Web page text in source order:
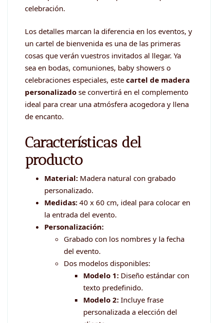
celebración.
Los detalles marcan la diferencia en los eventos, y
un cartel de bienvenida es una de las primeras
cosas que verán vuestros invitados al llegar. Ya
sea en bodas, comuniones, baby showers o
celebraciones especiales, este cartel de madera
personalizado se convertirá en el complemento
ideal para crear una atmósfera acogedora y llena
de encanto.
Características del
producto
Material: Madera natural con grabado
personalizado.
Medidas: 40 x 60 cm, ideal para colocar en
la entrada del evento.
Personalización:
Grabado con los nombres y la fecha
del evento.
Dos modelos disponibles:
Modelo 1: Diseño estándar con
texto predefinido.
Modelo 2: Incluye frase
personalizada a elección del